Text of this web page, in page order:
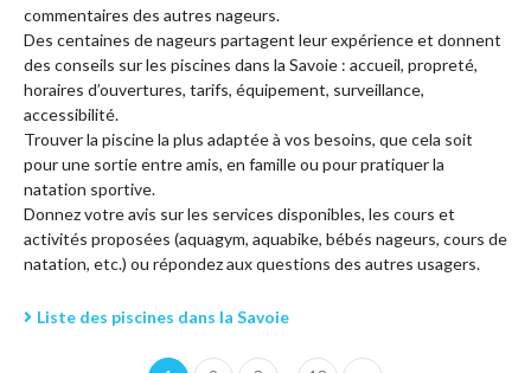
commentaires des autres nageurs.
Des centaines de nageurs partagent leur expérience et donnent
des conseils sur les piscines dans la Savoie : accueil, propreté,
horaires d’ouvertures, tarifs, équipement, surveillance,
accessibilité.
Trouver la piscine la plus adaptée à vos besoins, que cela soit
pour une sortie entre amis, en famille ou pour pratiquer la
natation sportive.
Donnez votre avis sur les services disponibles, les cours et
activités proposées (aquagym, aquabike, bébés nageurs, cours de
natation, etc.) ou répondez aux questions des autres usagers.
Liste des piscines dans la Savoie